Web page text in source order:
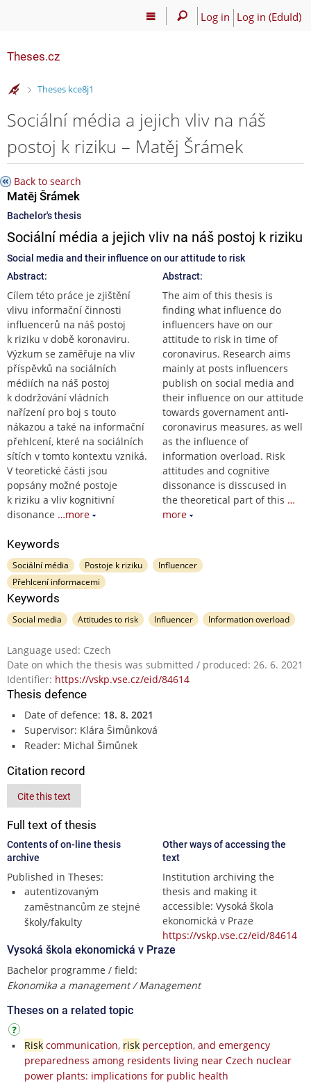
Log in Log in (EduId)
Theses.cz
>
Theses kce8j1
Sociální média a jejich vliv na náš
postoj k riziku – Matěj Šrámek
Back to search
Matěj Šrámek
Bachelor's thesis
Sociální média a jejich vliv na náš postoj k riziku
Social media and their influence on our attitude to risk
Abstract:
Cílem této práce je zjištění
vlivu informační činnosti
influencerů na náš postoj
k riziku v době koronaviru.
Výzkum se zaměřuje na vliv
příspěvků na sociálních
médiích na náš postoj
k dodržování vládních
nařízení pro boj s touto
nákazou a také na informační
přehlcení, které na sociálních
sítích v tomto kontextu vzniká.
V teoretické části jsou
popsány možné postoje
k riziku a vliv kognitivní
disonance …more
Abstract:
The aim of this thesis is
finding what influence do
influencers have on our
attitude to risk in time of
coronavirus. Research aims
mainly at posts influencers
publish on social media and
their influence on our attitude
towards governament anti-
coronavirus measures, as well
as the influence of
information overload. Risk
attitudes and cognitive
dissonance is disscused in
the theoretical part of this …
more
Keywords
Sociální média Postoje k riziku
Influencer
Přehlcení informacemi
Keywords
Social media Attitudes to risk Influencer Information overload
Language used: Czech
Date on which the thesis was submitted / produced: 26. 6. 2021
Identifier: https://vskp.vse.cz/eid/84614
Thesis defence
Date of defence: 18. 8. 2021
Supervisor: Klára Šimůnková
Reader: Michal Šimůnek
Citation record
Cite this text
Full text of thesis
Contents of on-line thesis
archive
Published in Theses:
autentizovaným
zaměstnancům ze stejné
školy/fakulty
Other ways of accessing the
text
Institution archiving the
thesis and making it
accessible: Vysoká škola
ekonomická v Praze
https://vskp.vse.cz/eid/84614
Vysoká škola ekonomická v Praze
Bachelor programme / field:
Ekonomika a management / Management
Theses on a related topic
Riskcommunication, riskperception, and emergency
preparedness among residents living near Czech nuclear
power plants: implications for public health